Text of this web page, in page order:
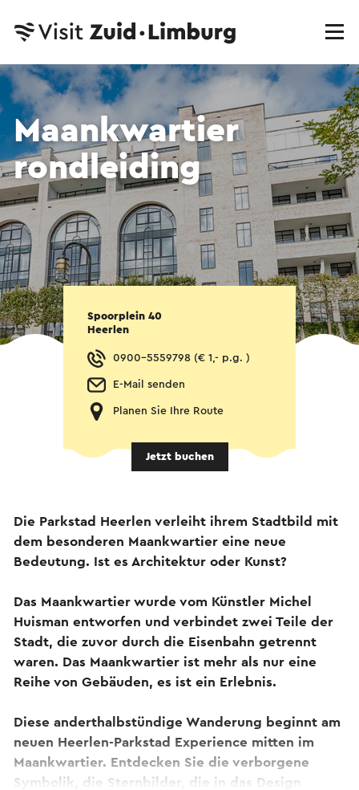
Maankwartier
rondleiding
Spoorplein 40
Heerlen
0900-5559798 (€ 1,- p.g. )
E-Mail senden
Planen Sie Ihre Route
Jetzt buchen
Die Parkstad Heerlen verleiht ihrem Stadtbild mit
dem besonderen Maankwartier eine neue
Bedeutung. Ist es Architektur oder Kunst?
Das Maankwartier wurde vom Künstler Michel
Huisman entworfen und verbindet zwei Teile der
Stadt, die zuvor durch die Eisenbahn getrennt
waren. Das Maankwartier ist mehr als nur eine
Reihe von Gebäuden, es ist ein Erlebnis.
Diese anderthalbstündige Wanderung beginnt am
neuen Heerlen-Parkstad Experience mitten im
Maankwartier. Entdecken Sie die verborgene
Symbolik, die Sternbilder, die in das Design